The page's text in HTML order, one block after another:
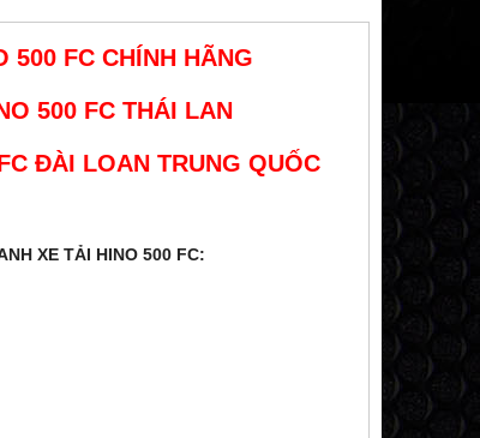
500 FC CHÍNH HÃNG
500 FC THÁI LAN
ĐÀI LOAN TRUNG QUỐC
XE TẢI HINO 500 FC: